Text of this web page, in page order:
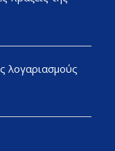
λογαριασμούς